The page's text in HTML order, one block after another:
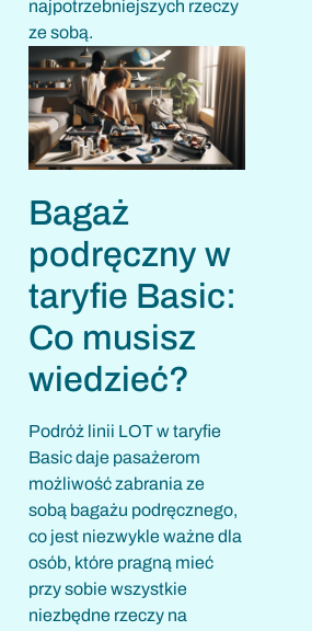
najpotrzebniejszych rzeczy
ze sobą.
Bagaż
podręczny w
taryfie Basic:
Co musisz
wiedzieć?
Podróż linii LOT w taryfie
Basic daje pasażerom
możliwość zabrania ze
sobą bagażu podręcznego,
co jest niezwykle ważne dla
osób, które pragną mieć
przy sobie wszystkie
niezbędne rzeczy na